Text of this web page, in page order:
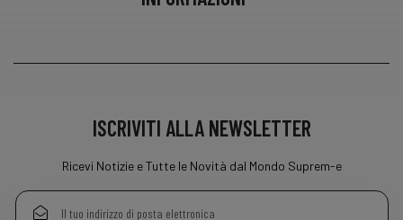
ISCRIVITI ALLA NEWSLETTER
Ricevi Notizie e Tutte le Novità dal Mondo Suprem-e